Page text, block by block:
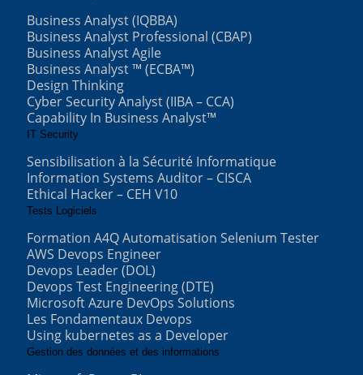
Business Analyst (IQBBA)
Business Analyst Professional (CBAP)
Business Analyst Agile
Business Analyst ™ (ECBA™)
Design Thinking
Cyber Security Analyst (IIBA – CCA)
Capability In Business Analyst™
IT Security
Sensibilisation à la Sécurité Informatique
Information Systems Auditor – CISCA
Ethical Hacker – CEH V10
Tests Logiciels
Formation A4Q Automatisation Selenium Tester
AWS Devops Engineer
Devops Leader (DOL)
Devops Test Engineering (DTE)
Microsoft Azure DevOps Solutions
Les Fondamentaux Devops
Using kubernetes as a Developer
Gestion des données et des informations